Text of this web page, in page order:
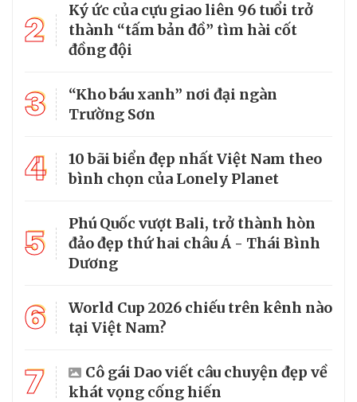
2
Ký ức của cựu giao liên 96 tuổi trở
thành “tấm bản đồ” tìm hài cốt
đồng đội
3
“Kho báu xanh” nơi đại ngàn
Trường Sơn
4
10 bãi biển đẹp nhất Việt Nam theo
bình chọn của Lonely Planet
5
Phú Quốc vượt Bali, trở thành hòn
đảo đẹp thứ hai châu Á - Thái Bình
Dương
6
World Cup 2026 chiếu trên kênh nào
tại Việt Nam?
7
Cô gái Dao viết câu chuyện đẹp về
khát vọng cống hiến